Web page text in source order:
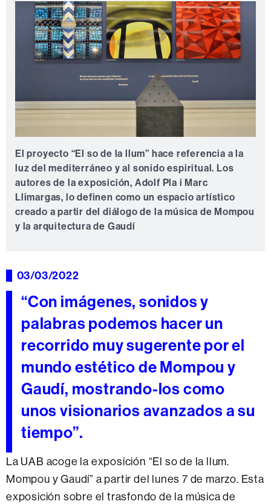
El proyecto “El so de la llum” hace referencia a la
luz del mediterráneo y al sonido espiritual. Los
autores de la exposición, Adolf Pla i Marc
Llimargas, lo definen como un espacio artístico
creado a partir del diálogo de la música de Mompou
y la arquitectura de Gaudí
03/03/2022
“Con imágenes, sonidos y
palabras podemos hacer un
recorrido muy sugerente por el
mundo estético de Mompou y
Gaudí, mostrando-los como
unos visionarios avanzados a su
tiempo”.
La UAB acoge la exposición “El so de la llum.
Mompou y Gaudí” a partir del lunes 7 de marzo. Esta
exposición sobre el trasfondo de la música de